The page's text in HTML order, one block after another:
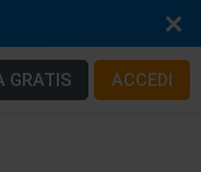
GRATIS ACCEDI